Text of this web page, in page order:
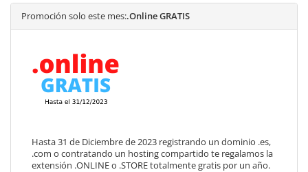
Promoción solo este mes:.Online GRATIS
Hasta 31 de Diciembre de 2023 registrando un dominio .es,
.com o contratando un hosting compartido te regalamos la
extensión .ONLINE o .STORE totalmente gratis por un año.